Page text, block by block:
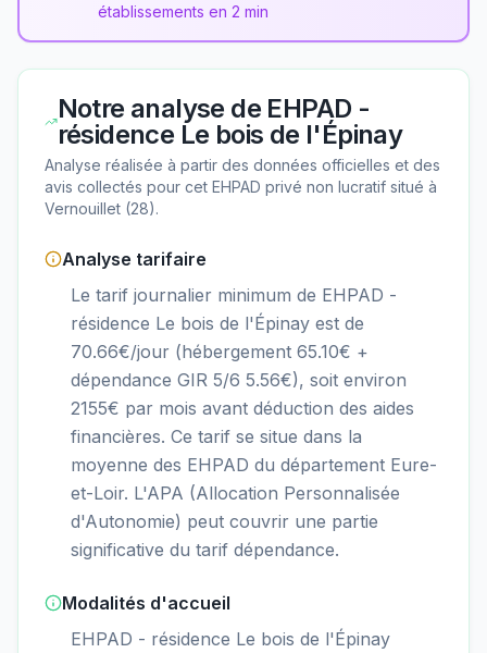
établissements en 2 min
Notre analyse de EHPAD -
résidence Le bois de l'Épinay
Analyse réalisée à partir des données officielles et des
avis collectés pour cet EHPAD privé non lucratif situé à
Vernouillet (28).
Analyse tarifaire
Le tarif journalier minimum de EHPAD -
résidence Le bois de l'Épinay est de
70.66€/jour (hébergement 65.10€ +
dépendance GIR 5/6 5.56€), soit environ
2155€ par mois avant déduction des aides
financières. Ce tarif se situe dans la
moyenne des EHPAD du département Eure-
et-Loir. L'APA (Allocation Personnalisée
d'Autonomie) peut couvrir une partie
significative du tarif dépendance.
Modalités d'accueil
EHPAD - résidence Le bois de l'Épinay